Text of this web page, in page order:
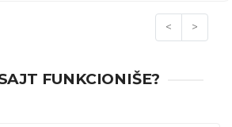
Opseg primene: Usluge sistema
< >
FUNKCIONIŠE?